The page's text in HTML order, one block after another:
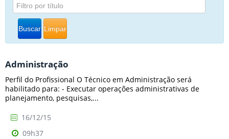
Buscar Limpar
Administração
Perfil do Profissional O Técnico em Administração será
habilitado para: - Executar operações administrativas de
planejamento, pesquisas,...
16/12/15
09h37